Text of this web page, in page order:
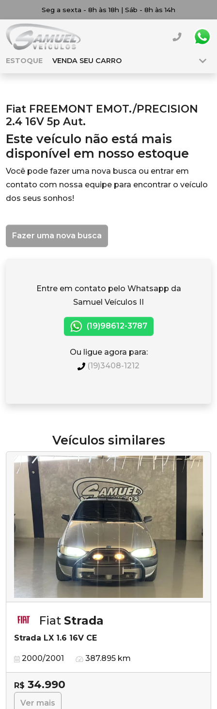
Seg a sexta - 8h às 18h | Sáb - 8h às 14h
ESTOQUE VENDA SEU CARRO
Fiat FREEMONT EMOT./PRECISION
2.4 16V 5p Aut.
Este veículo não está mais
disponível em nosso estoque
Você pode fazer uma nova busca ou entrar em
contato com nossa equipe para encontrar o veículo
dos seus sonhos!
Fazer uma nova busca
Entre em contato pelo Whatsapp da
Samuel Veículos II
(19)98612-3787
Ou ligue agora para:
(19)3408-1212
Veículos similares
Fiat Strada
Strada LX 1.6 16V CE
2000/2001 387.895 km
R$ 34.990
Ver mais